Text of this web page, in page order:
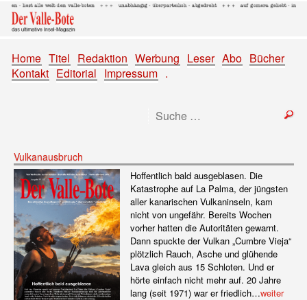
Home Titel Redaktion Werbung Leser Abo Bücher
Kontakt Editorial Impressum .
Vulkanausbruch
Hoffentlich bald ausgeblasen. Die
Katastrophe auf La Palma, der jüngsten
aller kanarischen Vulkaninseln, kam
nicht von ungefähr. Bereits Wochen
vorher hatten die Autoritäten gewarnt.
Dann spuckte der Vulkan „Cumbre Vieja“
plötzlich Rauch, Asche und glühende
Lava gleich aus 15 Schloten. Und er
hörte einfach nicht mehr auf. 20 Jahre
lang (seit 1971) war er friedlich…weiter